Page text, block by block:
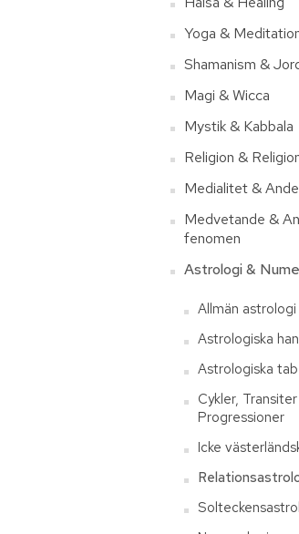
Yoga &
Shamanism &
Magi & Wicca
Mystik & Kabbala
Religion &
Medialitet &
Medvetande &
fenomen
Astrologi &
Allmän astrologi
Astrologiska
Astrologiska
Cykler,
Progressioner
Icke